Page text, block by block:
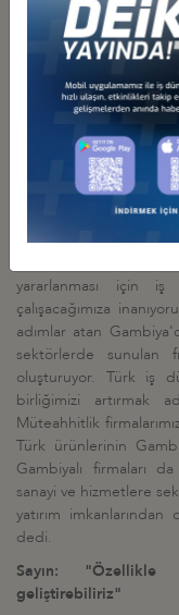
pekiştirebileceğiz.
yatırımlarını
madencilik
yapılabileceğine
bir ülkedir. Gambiya'ya
Olpak: "Gambiya
düşeni yapmaya
DEİK Başkanı Nail
yaklaşan ve
hacmimiz var. Hem
yararlanması için
çalışacağımıza
adımlar atan Gambiya'
sektörlerde sunulan
oluşturuyor. Türk iş
birliğimizi artırmak
Müteahhitlik
Türk ürünlerinin
Gambiyalı firmaları
sanayi ve hizmetlere
yatırım
dedi.
Sayın:
geliştirebiliriz"